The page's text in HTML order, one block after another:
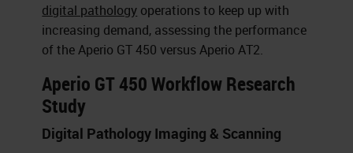
digital pathology operations to keep up with
increasing demand, assessing the performance
of the Aperio GT 450 versus Aperio AT2.
Aperio GT 450 Workflow Research
Study
Digital Pathology Imaging & Scanning